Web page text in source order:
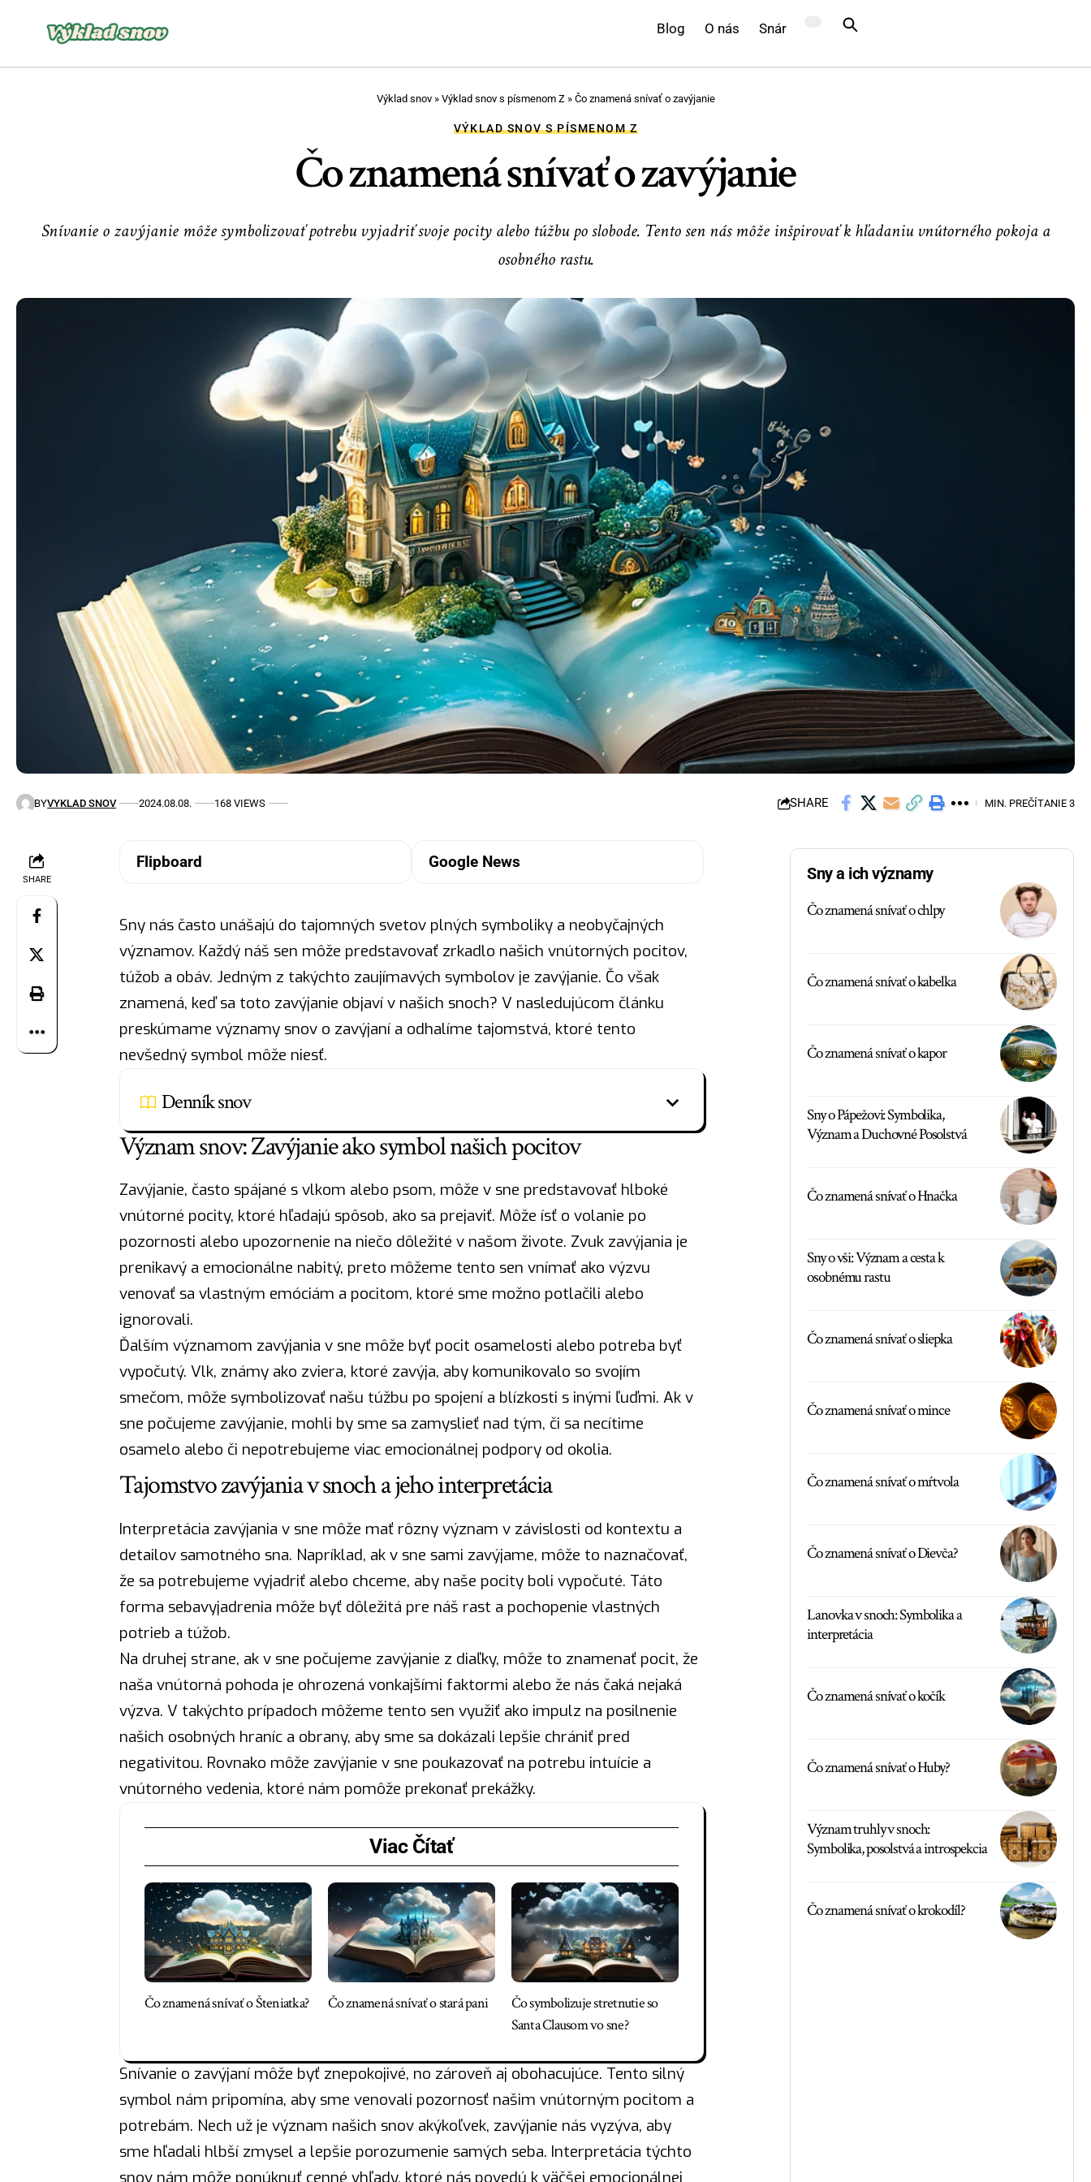
Blog O nás Snár
Výklad snov» Výklad snov s písmenom Z » Čo znamená snívať o zavýjanie
VÝKLAD SNOV S PÍSMENOM Z
Čo znamená snívať o zavýjanie
Snívanie o zavýjanie môže symbolizovať potrebu vyjadriť svoje pocity alebo túžbu po slobode. Tento sen nás môže inšpirovať k hľadaniu vnútorného pokoja a
osobného rastu.
BYVYKLAD SNOV 2024.08.08. 168 VIEWS SHARE MIN. PREČÍTANIE 3
SHARE
Flipboard Google News
Sny nás často unášajú do tajomných svetov plných symboliky a neobyčajných
významov. Každý náš sen môže predstavovať zrkadlo našich vnútorných pocitov,
túžob a obáv. Jedným z takýchto zaujímavých symbolovje zavýjanie. Čo však
znamená, keď sa toto zavýjanie objaví v našich snoch? V nasledujúcom článku
preskúmame významy snov o zavýjaní a odhalíme tajomstvá, ktoré tento
nevšedný symbol môže niesť.
Denník snov
Význam snov: Zavýjanie ako symbol našich pocitov
Zavýjanie, často spájané s vlkom alebo psom, môže v sne predstavovať hlboké
vnútorné pocity, ktoré hľadajú spôsob, ako sa prejaviť. Môže ísťo volanie po
pozornosti alebo upozornenie na niečo dôležité v našom živote. Zvuk zavýjania je
prenikavý a emocionálne nabitý, preto môžeme tento sen vnímať ako výzvu
venovať sa vlastným emóciám a pocitom, ktoré sme možno potlačili alebo
ignorovali.
Ďalším významom zavýjania v sne môže byť pocit osamelosti alebo potreba byť
vypočutý. Vlk, známy ako zviera, ktoré zavýja, aby komunikovalo so svojím
smečom, môže symbolizovať našu túžbu po spojení a blízkosti s inými ľuďmi. Ak v
sne počujeme zavýjanie, mohli by sme sa zamyslieť nad tým, či sa necítime
osamelo alebo či nepotrebujeme viac emocionálnej podpory od okolia.
Tajomstvo zavýjania v snoch a jeho interpretácia
Interpretácia zavýjania v sne môže mať rôzny význam v závislosti od kontextu a
detailov samotného sna. Napríklad, ak v sne sami zavýjame, môže to naznačovať,
že sa potrebujeme vyjadriť alebo chceme, aby naše pocity boli vypočuté. Táto
forma sebavyjadrenia môže byť dôležitá pre náš rast a pochopenie vlastných
potrieb a túžob.
Na druhej strane, ak v sne počujeme zavýjanie z diaľky, môže to znamenať pocit, že
naša vnútorná pohoda je ohrozená vonkajšími faktormi alebo že nás čaká nejaká
výzva. V takýchto prípadoch môžeme tento sen využiť ako impulz na posilnenie
našich osobných hraníc a obrany, aby sme sa dokázali lepšie chrániť pred
negativitou. Rovnako môže zavýjanie v sne poukazovať na potrebu intuície a
vnútorného vedenia, ktoré nám pomôže prekonať prekážky.
Viac Čítať
Čo znamená snívať o Šteniatka? Čo znamená snívať o stará pani
Čo symbolizuje stretnutie so
Santa Clausom vo sne?
Snívanie o zavýjaní môže byť znepokojivé, no zároveň aj obohacujúce. Tento silný
symbol nám pripomína, aby sme venovali pozornosť našim vnútorným pocitom a
potrebám. Nech už je význam našich snov akýkoľvek, zavýjanie nás vyzýva, aby
sme hľadali hlbší zmysel a lepšie porozumenie samých seba. Interpretácia týchto
snov nám môže ponúknuť cenné vhľady, ktoré nás povedú k väčšej emocionálnej
Sny a ich významy
Čo znamená snívať o chlpy
Čo znamená snívať o kabelka
Čo znamená snívať o kapor
Sny o Pápežovi: Symbolika,
Význam a Duchovné Posolstvá
Čo znamená snívať o Hnačka
Sny o vši: Význam a cesta k
osobnému rastu
Čo znamená snívať o sliepka
Čo znamená snívať o mince
Čo znamená snívať o mŕtvola
Čo znamená snívať o Dievča?
Lanovka v snoch: Symbolika a
interpretácia
Čo znamená snívať o kočík
Čo znamená snívať o Huby?
Význam truhly v snoch:
Symbolika, posolstvá a introspekcia
Čo znamená snívať o krokodíl?